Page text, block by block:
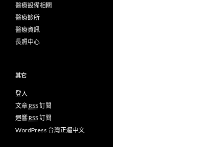
醫療設備相關
醫療診所
醫療資訊
長照中心
其它
登入
文章RSS訂閱
迴響RSS訂閱
WordPress 台灣正體中文